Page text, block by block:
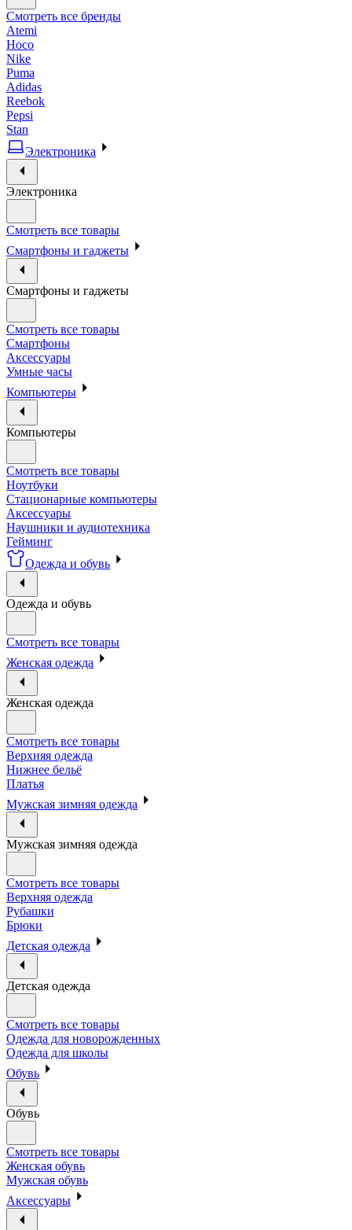
Смотреть все бренды
Atemi
Hoco
Nike
Puma
Adidas
Reebok
Pepsi
Stan
Электроника
Электроника
Смотреть все товары
Смартфоны и гаджеты
Смартфоны и гаджеты
Смотреть все товары
Смартфоны
Аксессуары
Умные часы
Компьютеры
Компьютеры
Смотреть все товары
Ноутбуки
Стационарные компьютеры
Аксессуары
Наушники и аудиотехника
Гейминг
Одежда и обувь
Одежда и обувь
Смотреть все товары
Женская одежда
Женская одежда
Смотреть все товары
Верхняя одежда
Нижнее бельё
Платья
Мужская зимняя одежда
Мужская зимняя одежда
Смотреть все товары
Верхняя одежда
Рубашки
Брюки
Детская одежда
Детская одежда
Смотреть все товары
Одежда для новорожденных
Одежда для школы
Обувь
Обувь
Смотреть все товары
Женская обувь
Мужская обувь
Аксессуары